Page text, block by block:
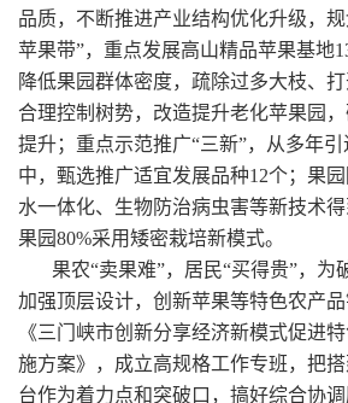
品质，不断推进产业结构优化升级，
苹果带”，重点发展高山精品苹果基地
降低果园群体密度，疏除过多大枝、打
合理控制树势，改造提升老化苹果园
提升；重点示范推广“三新”，从多年
中，甄选推广适宜发展品种12个；果
水一体化、生物防治病虫害等新技术
果园80%采用矮密栽培新模式。
果农“卖果难”，居民“买得贵”，为
加强顶层设计，创新苹果等特色农产
《三门峡市创新分享经济新模式促进
施方案》，成立高规格工作专班，把
台作为着力点和突破口，搞好综合协